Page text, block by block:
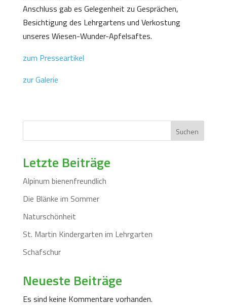
Anschluss gab es Gelegenheit zu Gesprächen,
Besichtigung des Lehrgartens und Verkostung
unseres Wiesen-Wunder-Apfelsaftes.
zum Presseartikel
zur Galerie
Suchen
Letzte Beiträge
Alpinum bienenfreundlich
Die Blänke im Sommer
Naturschönheit
St. Martin Kindergarten im Lehrgarten
Schafschur
Neueste Beiträge
Es sind keine Kommentare vorhanden.